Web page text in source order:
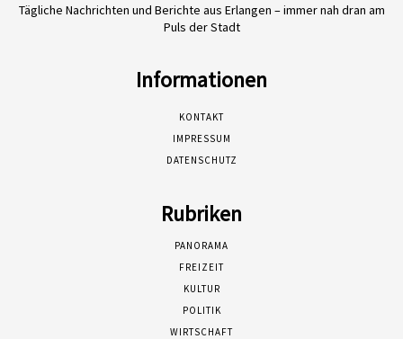
Tägliche Nachrichten und Berichte aus Erlangen – immer nah dran am
Puls der Stadt
Informationen
KONTAKT
IMPRESSUM
DATENSCHUTZ
Rubriken
PANORAMA
FREIZEIT
KULTUR
POLITIK
WIRTSCHAFT